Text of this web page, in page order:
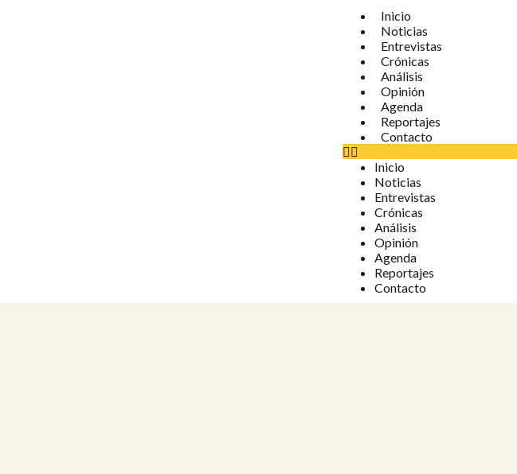
Inicio
Noticias
Entrevistas
Crónicas
Análisis
Opinión
Agenda
Reportajes
Contacto
Inicio
Noticias
Entrevistas
Crónicas
Análisis
Opinión
Agenda
Reportajes
Contacto